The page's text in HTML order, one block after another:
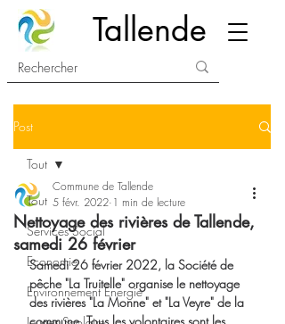
Tallende
Post
Tout
Services Social
Economie
Environnement Energie
Tout
Nettoyage des rivières de Tallende,
samedi 26 février
Commune de Tallende
5 févr. 2022 1 min de lecture
Samedi 26 février 2022, la Société de
pêche "La Truitelle" organise le nettoyage
des rivières "La Monne" et "La Veyre" de la